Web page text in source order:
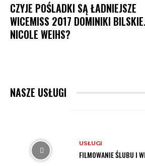
CZYJE POŚLADKI SĄ ŁADNIEJSZE
WICEMISS 2017 DOMINIKI
NICOLE WEIHS?
NASZE USŁUGI
USŁUGI
FILMOWANIE ŚLUBU I